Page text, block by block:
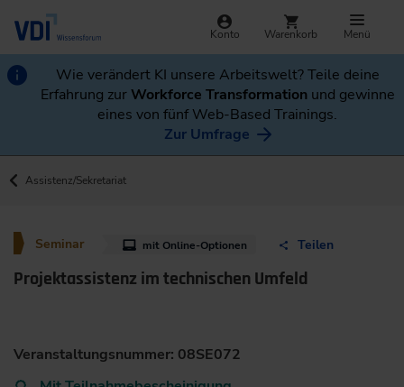
Konto Warenkorb Menü
Wie verändert KI unsere Arbeitswelt? Teile deine
Erfahrung zurWorkforce Transformation und gewinne
eines von fünf Web-Based Trainings.
Zur Umfrage
Assistenz/Sekretariat
Seminar mit Online-Optionen Teilen
Projektassistenz im technischen Umfeld
Veranstaltungsnummer: 08SE072